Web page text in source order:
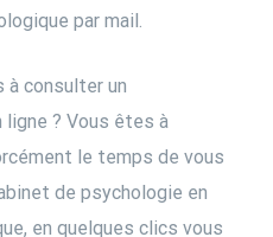
par mail.
à consulter un
ligne ? Vous êtes à
le temps de vous
de psychologie en
en quelques clics vous